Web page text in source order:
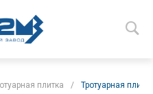
плитка / Тротуарная